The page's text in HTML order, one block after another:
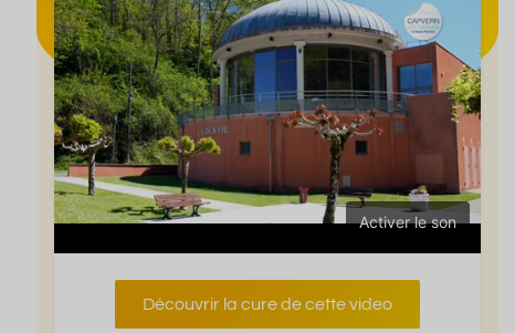
Activer le son
Découvrir la cure de cette video